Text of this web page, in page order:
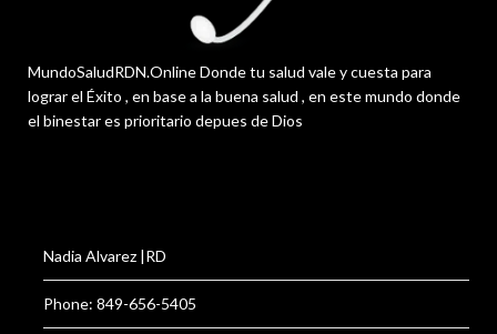
MundoSaludRDN.Online Donde tu salud vale y cuesta para
lograr el Éxito , en base a la buena salud , en este mundo donde
el binestar es prioritario depues de Dios
Nadia Alvarez |RD
Phone: 849-656-5405